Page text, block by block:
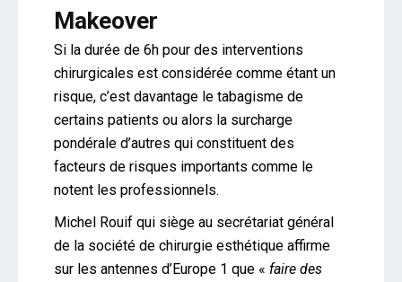
Makeover
Si la durée de 6h pour des interventions
chirurgicales est considérée comme étant un
risque, c’est davantage le tabagisme de
certains patients ou alors la surcharge
pondérale d’autres qui constituent des
facteurs de risques importants comme le
notent les professionnels.
Michel Rouif qui siège au secrétariat général
de la société de chirurgie esthétique affirme
sur les antennes d’Europe 1 que « faire des